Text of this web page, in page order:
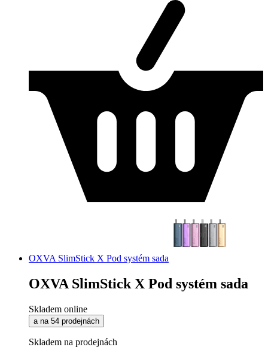
OXVA SlimStick X Pod systém sada
OXVA SlimStick X Pod systém sada
Skladem online
a na 54 prodejnách
Skladem na prodejnách